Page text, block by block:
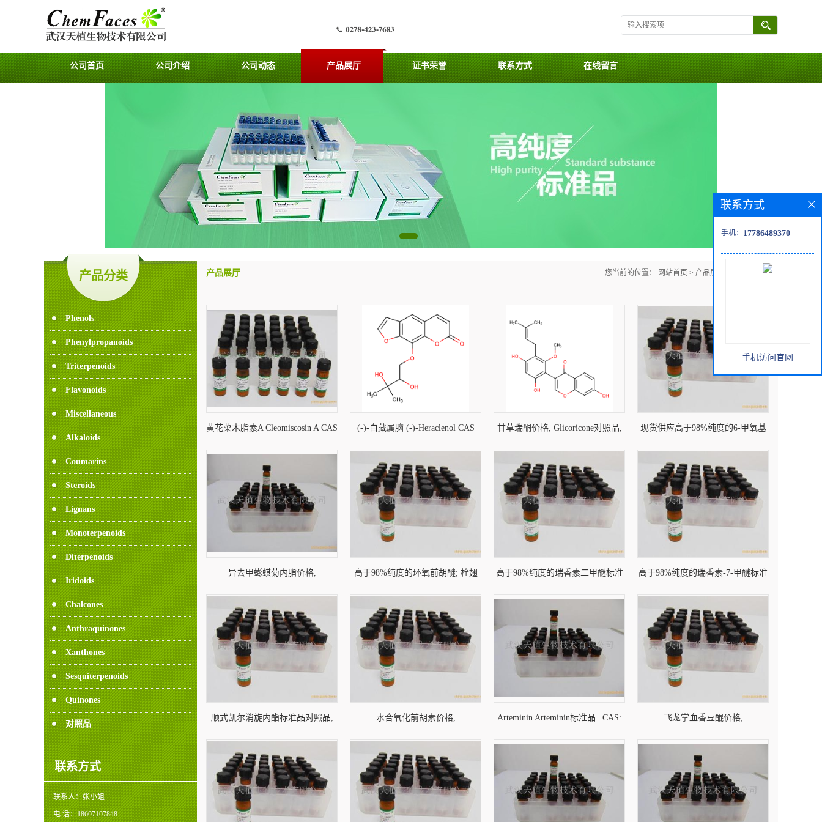
公司首页 公司介绍 公司动态 产品展厅 证书荣誉 联系方式 在线留言
产品分类
Phenols
Phenylpropanoids
Triterpenoids
Flavonoids
Miscellaneous
Alkaloids
Coumarins
Steroids
Lignans
Monoterpenoids
Diterpenoids
Iridoids
Chalcones
Anthraquinones
Xanthones
Sesquiterpenoids
Quinones
对照品
联系方式
联系人：张小姐
电 话：18607107848
产品展厅 您当前的位置： 网站首页 > 产品展厅
黄花菜木脂素A Cleomiscosin A CAS
(-)-白藏属脑 (-)-Heraclenol CAS
甘草瑞酮价格, Glicoricone对照品,
现货供应高于98%纯度的6-甲氧基
准品对照品, Magnolioside标准品 |
CAS: 20186-29-2 | ChemFaces对照
品
异去甲蟛蜞菊内脂价格,
CAS: 350681-33-3 | ChemFaces对照
品
高于98%纯度的环氧前胡醚; 栓翅
| CAS: 35740-18-2 | ChemFaces对照
品
高于98%纯度的瑞香素二甲醚标准
标准品 | CAS: 2445-80-9 |
ChemFaces对照品
高于98%纯度的瑞香素-7-甲醚标准
标准品 | CAS: 19492-03-6 |
ChemFaces对照品
顺式凯尔消旋内酯标准品对照品,
11-1 | ChemFaces对照品
水合氧化前胡素价格,
CAS: 2643-85-8 | ChemFaces对照品
Arteminin Arteminin标准品 | CAS:
飞龙掌血香豆醌价格,
142878-03-3 | ChemFaces对照品
联系方式
手机： 17786489370
手机访问官网